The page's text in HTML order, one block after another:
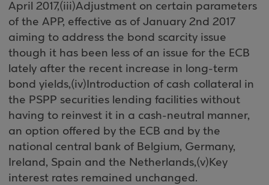
April 2017,(iii)Adjustment on certain parameters
of the APP, effective as of January 2nd 2017
aiming to address the bond scarcity issue
though it has been less of an issue for the ECB
lately after the recent increase in long-term
bond yields,(iv)Introduction of cash collateral in
the PSPP securities lending facilities without
having to reinvest it in a cash-neutral manner,
an option offered by the ECB and by the
national central bank of Belgium, Germany,
Ireland, Spain and the Netherlands,(v)Key
interest rates remained unchanged.